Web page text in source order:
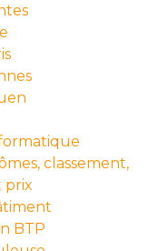
classement,
prix
BTP